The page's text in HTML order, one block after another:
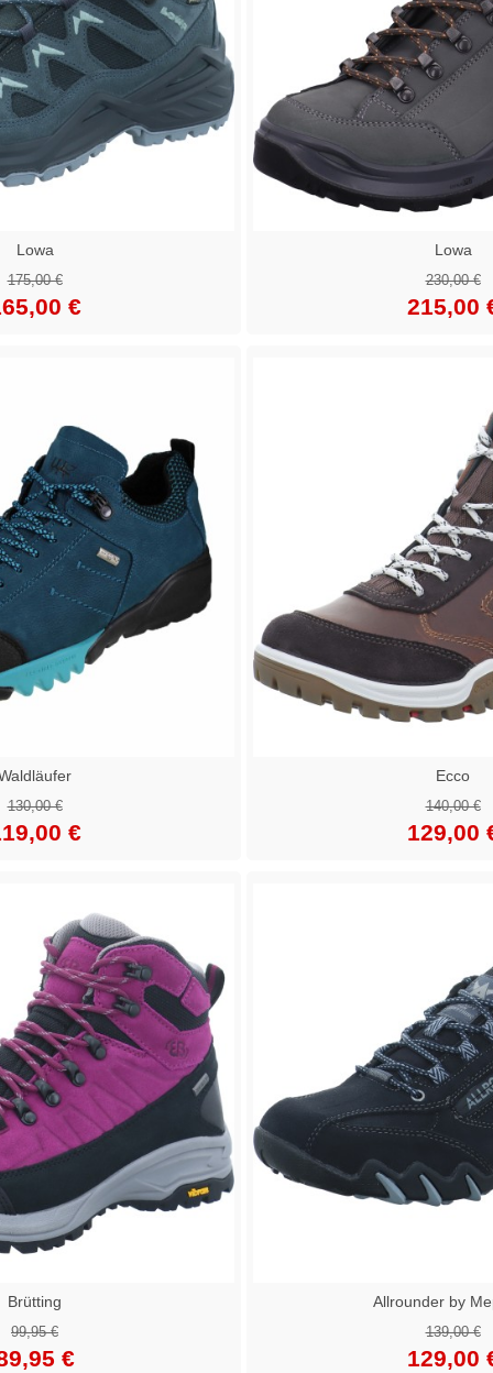
Lowa
175,00 €
€
Lowa
230,00 €
215,00
130,00 €
€
Ecco
140,00 €
129,00
Brütting
99,95 €
€
Allrounder by
139,00 €
129,00